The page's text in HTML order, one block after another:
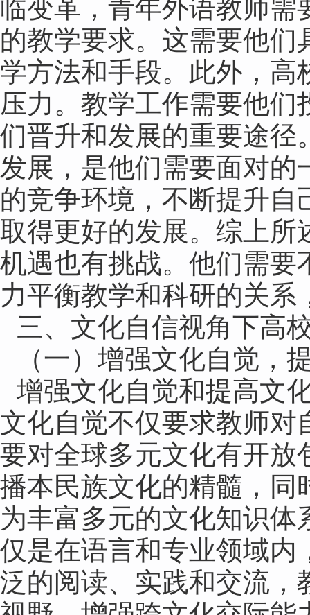
临变革，青年外语教师
的教学要求。这需要他
学方法和手段。此外，高
压力。教学工作需要他
们晋升和发展的重要途径
发展，是他们需要面对的
的竞争环境，不断提升
取得更好的发展。综上所
机遇也有挑战。他们需要
力平衡教学和科研的关
三、文化自信视角下高
（一）增强文化自觉，
增强文化自觉和提高文
文化自觉不仅要求教师对
要对全球多元文化有开放
播本民族文化的精髓，同
为丰富多元的文化知识
仅是在语言和专业领域内
泛的阅读、实践和交流，